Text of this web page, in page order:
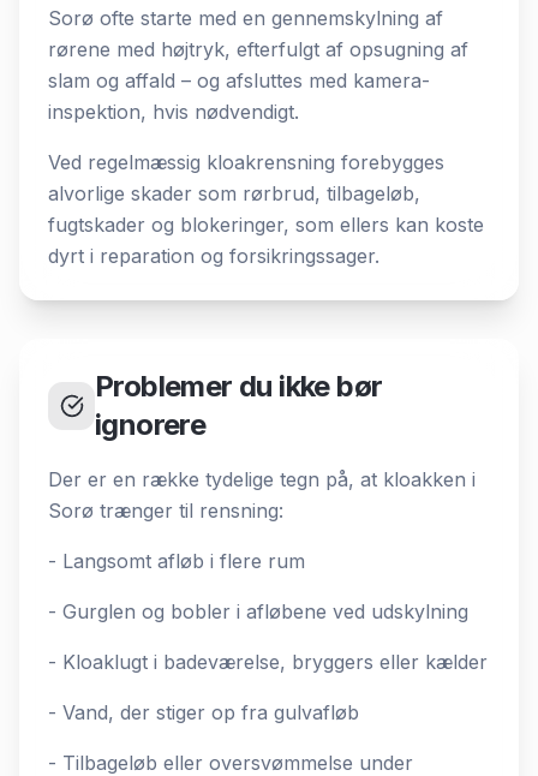
Sorø ofte starte med en gennemskylning af
rørene med højtryk, efterfulgt af opsugning af
slam og affald – og afsluttes med kamera-
inspektion, hvis nødvendigt.
Ved regelmæssig kloakrensning forebygges
alvorlige skader som rørbrud, tilbageløb,
fugtskader og blokeringer, som ellers kan koste
dyrt i reparation og forsikringssager.
Problemer du ikke bør
ignorere
Der er en række tydelige tegn på, at kloakken i
Sorø trænger til rensning:
- Langsomt afløb i flere rum
- Gurglen og bobler i afløbene ved udskylning
- Kloaklugt i badeværelse, bryggers eller kælder
- Vand, der stiger op fra gulvafløb
- Tilbageløb eller oversvømmelse under